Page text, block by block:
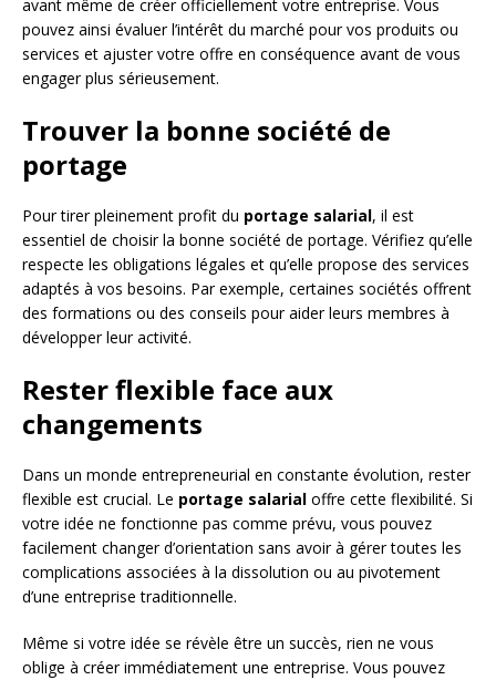
avant même de créer officiellement votre entreprise. Vous
pouvez ainsi évaluer l’intérêt du marché pour vos produits ou
services et ajuster votre offre en conséquence avant de vous
engager plus sérieusement.
Trouver la bonne société de
portage
Pour tirer pleinement profit du portage salarial, il est
essentiel de choisir la bonne société de portage. Vérifiez qu’elle
respecte les obligations légales et qu’elle propose des services
adaptés à vos besoins. Par exemple, certaines sociétés offrent
des formations ou des conseils pour aider leurs membres à
développer leur activité.
Rester flexible face aux
changements
Dans un monde entrepreneurial en constante évolution, rester
flexible est crucial. Le portage salarial offre cette flexibilité. Si
votre idée ne fonctionne pas comme prévu, vous pouvez
facilement changer d’orientation sans avoir à gérer toutes les
complications associées à la dissolution ou au pivotement
d’une entreprise traditionnelle.
Même si votre idée se révèle être un succès, rien ne vous
oblige à créer immédiatement une entreprise. Vous pouvez